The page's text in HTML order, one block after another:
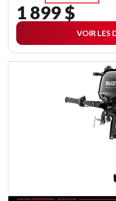
1 899 $
VOIR LES